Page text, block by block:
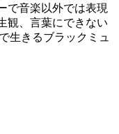
で音楽以外では表現
観、言葉にできない
生きるブラックミュ